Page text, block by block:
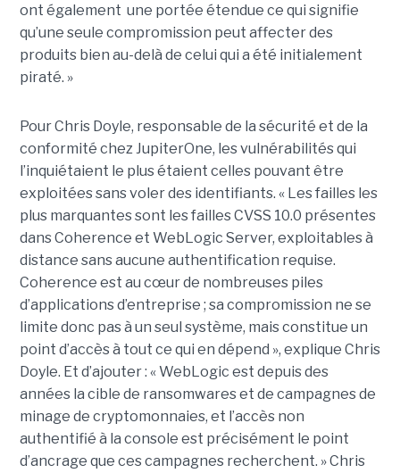
ont également une portée étendue ce qui signifie
qu’une seule compromission peut affecter des
produits bien au-delà de celui qui a été initialement
piraté. »
Pour Chris Doyle, responsable de la sécurité et de la
conformité chez JupiterOne, les vulnérabilités qui
l’inquiétaient le plus étaient celles pouvant être
exploitées sans voler des identifiants. « Les failles les
plus marquantes sont les failles CVSS 10.0 présentes
dans Coherence et WebLogic Server, exploitables à
distance sans aucune authentification requise.
Coherence est au cœur de nombreuses piles
d’applications d’entreprise ; sa compromission ne se
limite donc pas à un seul système, mais constitue un
point d’accès à tout ce qui en dépend », explique Chris
Doyle. Et d’ajouter : « WebLogic est depuis des
années la cible de ransomwares et de campagnes de
minage de cryptomonnaies, et l’accès non
authentifié à la console est précisément le point
d’ancrage que ces campagnes recherchent. » Chris